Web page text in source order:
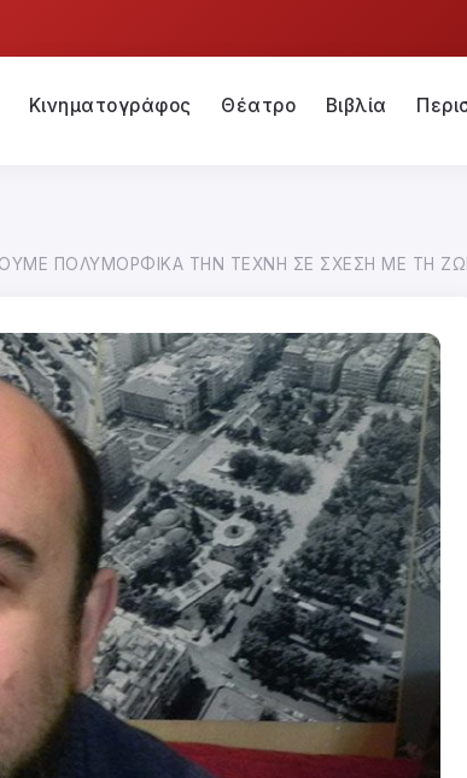
Κινηματογράφος Θέατρο Βιβλία
ΠΟΛΥΜΟΡΦΙΚΑ ΤΗΝ ΤΕΧΝΗ ΣΕ ΣΧΕΣΗ ΜΕ ΤΗ